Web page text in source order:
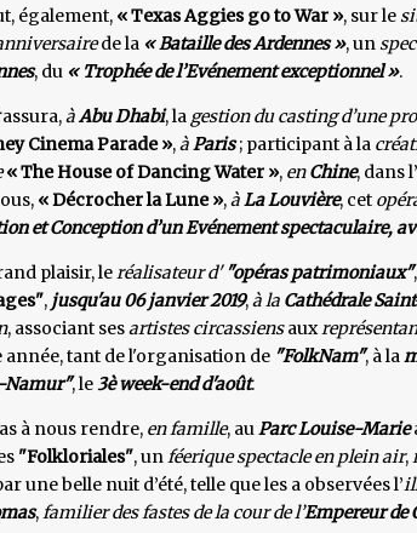
également, « Texas Aggies go to War », sur le
de la « Bataille des Ardennes », un
, du « Trophée de l’Evénement exceptionnel ».
assura,àAbu Dhabi, la gestion du casting d’une
Cinema Parade »,àParis ; participant à la
« The House of Dancing Water », enChine, dans l’
« Décrocher la Lune »,àLa Louvière, cet
et Conception d’un Evénementspectaculaire,
plaisir, leréalisateur d' "opéras patrimoniaux",
, jusqu'au 06 janvier 2019,à la Cathédrale
, associant sesartistes circassiensaux
année, tant de l'organisation de "FolkNam", à la
Namur", le3è week-end d'août.
à nous rendre, en famille, auParc Louise-Marie
"Folkloriales", unféerique spectacle en plein air,
une belle nuit d’été, telle que les a observées l’
,familier des fastes de la cour de l’Empereur de